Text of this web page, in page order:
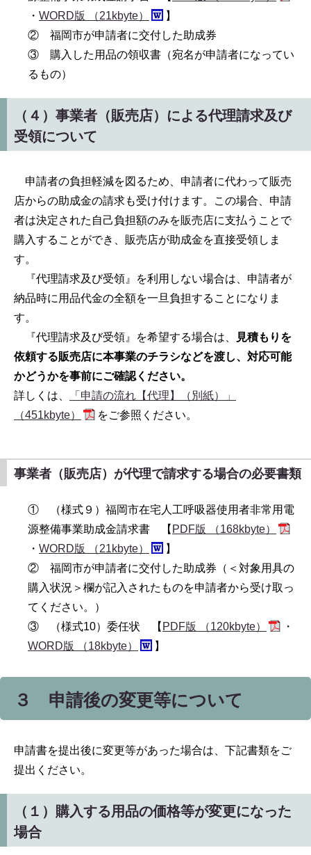
・ WORD版 （21kbyte）
】
② 福岡市が申請者に交付した助成券
③ 購入した用品の領収書（宛名が申請者になってい
るもの）
（４）事業者（販売店）による代理請求及び
受領について
申請者の負担軽減を図るため、申請者に代わって販売
店からの助成金の請求も受け付けます。この場合、申請
者は決定された自己負担額のみを販売店に支払うことで
購入することができ、販売店が助成金を直接受領しま
す。
『代理請求及び受領』を利用しない場合は、申請者が
納品時に用品代金の全額を一旦負担することになりま
す。
『代理請求及び受領』を希望する場合は、
見積もりを
依頼する販売店に本事業のチラシなどを渡し、対応可能
かどうかを事前にご確認ください。
詳しくは、
「申請の流れ【代理】（別紙）」
（451kbyte）
をご参照ください。
事業者（販売店）が代理で請求する場合の必要書類
① （様式９）福岡市在宅人工呼吸器使用者非常用電
源整備事業助成金請求書 【 PDF版 （168kbyte）
・ WORD版 （21kbyte）
】
② 福岡市が申請者に交付した助成券（＜対象用具の
購入状況＞欄が記入されたものを申請者から受け取っ
てください。）
③ （様式10）委任状 【 PDF版 （120kbyte）
・
WORD版 （18kbyte）
】
３ 申請後の変更等について
申請書を提出後に変更等があった場合は、下記書類をご
提出ください。
（１）購入する用品の価格等が変更になった
場合